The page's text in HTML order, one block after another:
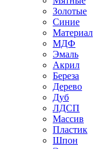
Золотые
Синие
Материал
МДФ
Эмаль
Акрил
Береза
Дерево
Дуб
ЛДСП
Массив
Пластик
Шпон